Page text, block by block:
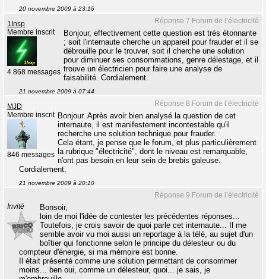
20 novembre 2009 à 23:16
Réponse 7 Forum de l’électricité
1Insp
Membre inscrit
4 868 messages
Bonjour, effectivement cette question est très étonnante
; soit l'internaute cherche un appareil pour frauder et il se
débrouille pour le trouver, soit il cherche une solution
pour diminuer ses consommations, genre délestage, et il
trouve un électricien pour faire une analyse de
faisabilité. Cordialement.
21 novembre 2009 à 07:44
Réponse 8 Forum de l’électricité
MJD
Membre inscrit
846 messages
Bonjour. Après avoir bien analysé la question de cet
internaute, il est manifestement incontestable qu'il
recherche une solution technique pour frauder.
Cela étant, je pense que le forum, et plus particulièrement
la rubrique "électricité", dont le niveau est remarquable,
n'ont pas besoin en leur sein de brebis galeuse.
Cordialement.
21 novembre 2009 à 20:10
Réponse 9 Forum de l’électricité
Invité
Bonsoir,
loin de moi l'idée de contester les précédentes réponses...
Toutefois, je crois savoir de quoi parle cet internaute... Il me
semble avoir vu moi aussi un reportage à la télé, au sujet d'un
boîtier qui fonctionne selon le principe du délesteur ou du
compteur d'énergie, si ma mémoire est bonne.
Il était présenté comme une solution permettant de consommer
moins... ben oui, comme un délesteur, quoi... je sais, je